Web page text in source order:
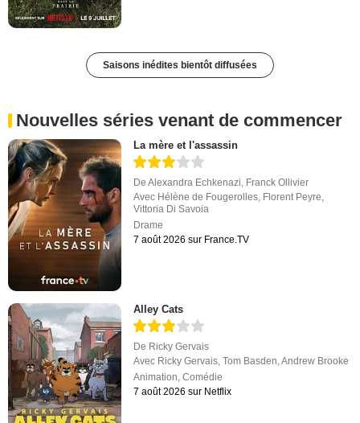
Saisons inédites bientôt diffusées
Nouvelles séries venant de commencer
La mère et l'assassin
DeAlexandra Echkenazi, Franck Ollivier
Avec Hélène de Fougerolles, Florent Peyre,
Vittoria Di Savoia
Drame
7 août 2026 sur France.TV
Alley Cats
De Ricky Gervais
Avec Ricky Gervais ,Tom Basden ,Andrew Brooke
Animation ,Comédie
7 août 2026 sur Netflix